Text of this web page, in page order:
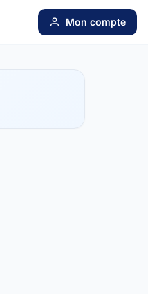
Mon compte